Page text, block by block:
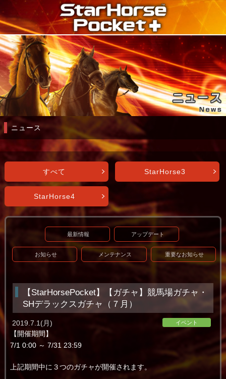
ニュース
すべて StarHorse3
StarHorse4
最新情報 アップデート
お知らせ メンテナンス 重要なお知らせ
【StarHorsePocket】【ガチャ】競馬場ガチャ・
SHデラックスガチャ（７月）
イベント
2019.7.1(月)
【開催期間】
7/1 0:00 ～ 7/31 23:59
上記期間中に３つのガチャが開催されます。